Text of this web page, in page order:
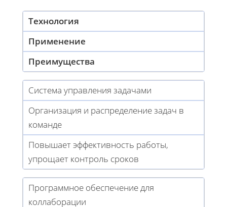
Технология
Применение
Преимущества
Система управления задачами
Организация и распределение задач в
команде
Повышает эффективность работы,
упрощает контроль сроков
Программное обеспечение для
коллаборации